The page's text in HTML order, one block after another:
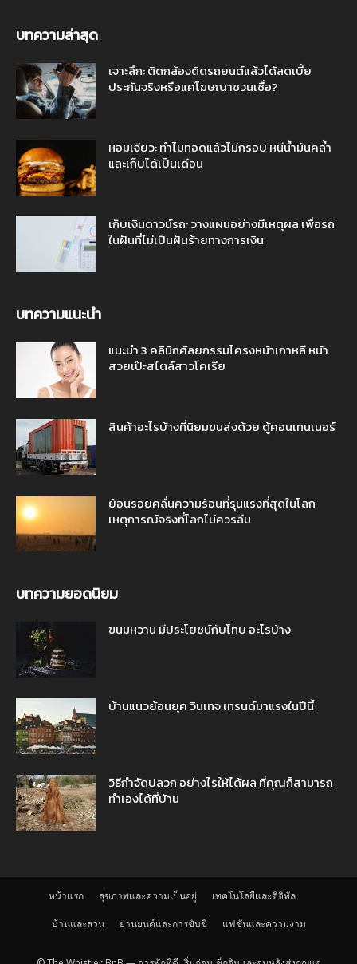
บทความล่าสุด
เจาะลึก: ติดกล้องติดรถยนต์แล้วได้ลดเบี้ย
ประกันจริงหรือแค่โฆษณาชวนเชื่อ?
หอมเจียว: ทำไมทอดแล้วไม่กรอบ หนีน้ำมันคล้ำ
และเก็บได้เป็นเดือน
เก็บเงินดาวน์รถ: วางแผนอย่างมีเหตุผล เพื่อรถ
ในฝันที่ไม่เป็นฝันร้ายทางการเงิน
บทความแนะนำ
แนะนำ 3 คลินิกศัลยกรรมโครงหน้าเกาหลี หน้า
สวยเป๊ะสไตล์สาวโคเรีย
สินค้าอะไรบ้างที่นิยมขนส่งด้วย ตู้คอนเทนเนอร์
ย้อนรอยคลื่นความร้อนที่รุนแรงที่สุดในโลก
เหตุการณ์จริงที่โลกไม่ควรลืม
บทความยอดนิยม
ขนมหวาน มีประโยชน์กับโทษ อะไรบ้าง
บ้านแนวย้อนยุค วินเทจ เทรนด์มาแรงในปีนี้
วิธีกำจัดปลวก อย่างไรให้ได้ผล ที่คุณก็สามารถ
ทำเองได้ที่บ้าน
หน้าแรก สุขภาพและความเป็นอยู่ เทคโนโลยีและดิจิทัล
บ้านและสวน ยานยนต์และการขับขี่ แฟชั่นและความงาม